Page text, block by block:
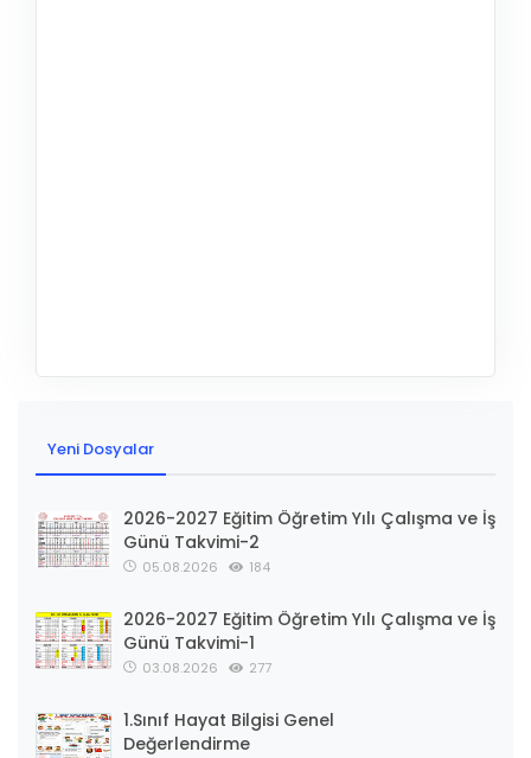
Yeni Dosyalar
2026-2027 Eğitim Öğretim Yılı Çalışma ve İş
Günü Takvimi-2
05.08.2026 184
2026-2027 Eğitim Öğretim Yılı Çalışma ve İş
Günü Takvimi-1
03.08.2026 277
1.Sınıf Hayat Bilgisi Genel
Değerlendirme